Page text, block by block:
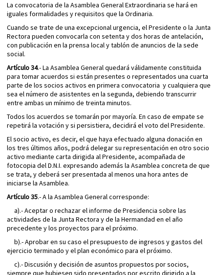
La convocatoria de la Asamblea General Extraordinaria se hará en
iguales formalidades y requisitos que la Ordinaria.
Cuando se trate de una excepcional urgencia, el Presidente o la Junta
Rectora pueden convocarla con setenta y dos horas de antelación,
con publicación en la prensa local y tablón de anuncios de la sede
social.
Artículo 34.- La Asamblea General quedará válidamente constituida
para tomar acuerdos si están presentes o representados una cuarta
parte de los socios activos en primera convocatoria y cualquiera que
sea el número de asistentes en la segunda, debiendo transcurrir
entre ambas un mínimo de treinta minutos.
Todos los acuerdos se tomarán por mayoría. En caso de empate se
repetirá la votación y si persistiera, decidirá el voto del Presidente.
El socio activo, es decir, el que haya efectuado alguna donación en
los tres últimos años, podrá delegar su representación en otro socio
activo mediante carta dirigida al Presidente, acompañada de
fotocopia del D.N.I. expresando además la Asamblea concreta de que
se trata, y deberá ser presentada al menos una hora antes de
iniciarse la Asamblea.
Artículo 35.- A la Asamblea General corresponde:
a).- Aceptar o rechazar el informe de Presidencia sobre las
actividades de la Junta Rectora y de la Hermandad en el año
precedente y los proyectos para el próximo.
b).- Aprobar en su caso el presupuesto de ingresos y gastos del
ejercicio terminado y el plan económico para el próximo.
c).- Discusión y decisión de asuntos propuestos por socios,
siempre que hubiesen sido presentados por escrito dirigido a la